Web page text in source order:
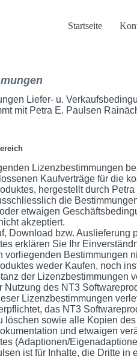
Startseite
Liefer- u.
mit Petra E. Paulsen
Lizenzbestimmungen
Kaufverträge für die
hergestellt durch
die
etwaigen
akzeptiert.
Download bzw. Auslieferung
erklären Sie Ihr
vorliegenden Bestimmungen
weder Kaufen, noch
der Lizenzbestimmungen
Nutzung des NT3
Lizenzbestimmungen
das NT3
löschen sowie alle Kopien
und etwaigen
(Adaptionen/
ist für Inhalte, die Dritte